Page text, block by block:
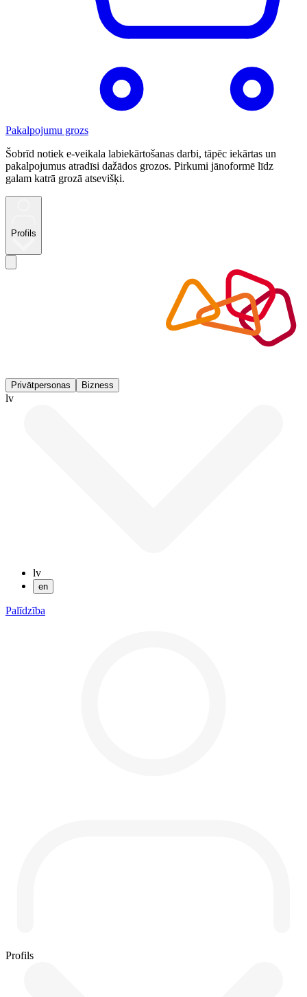
Pakalpojumu grozs
Šobrīd notiek e-veikala labiekārtošanas darbi, tāpēc iekārtas un
pakalpojumus atradīsi dažādos grozos. Pirkumi jānoformē līdz
galam katrā grozā atsevišķi.
Profils
Privātpersonas Bizness
lv
lv
en
Palīdzība
Profils